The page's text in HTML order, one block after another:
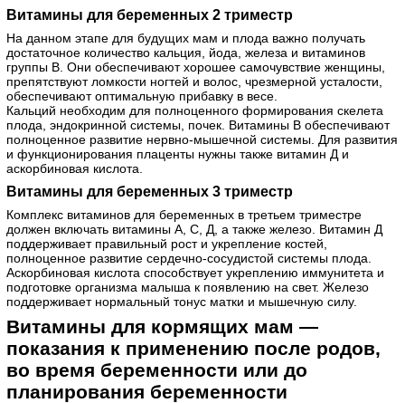
Витамины для беременных 2 триместр
На данном этапе для будущих мам и плода важно получать
достаточное количество кальция, йода, железа и витаминов
группы В. Они обеспечивают хорошее самочувствие женщины,
препятствуют ломкости ногтей и волос, чрезмерной усталости,
обеспечивают оптимальную прибавку в весе.
Кальций необходим для полноценного формирования скелета
плода, эндокринной системы, почек. Витамины В обеспечивают
полноценное развитие нервно-мышечной системы. Для развития
и функционирования плаценты нужны также витамин Д и
аскорбиновая кислота.
Витамины для беременных 3 триместр
Комплекс витаминов для беременных в третьем триместре
должен включать витамины А, С, Д, а также железо. Витамин Д
поддерживает правильный рост и укрепление костей,
полноценное развитие сердечно-сосудистой системы плода.
Аскорбиновая кислота способствует укреплению иммунитета и
подготовке организма малыша к появлению на свет. Железо
поддерживает нормальный тонус матки и мышечную силу.
Витамины для кормящих мам —
показания к применению после родов,
во время беременности или до
планирования беременности